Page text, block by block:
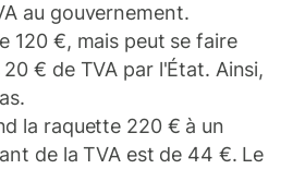
au gouvernement.
120 €, mais peut se faire
€ de TVA par l'État. Ainsi,
la raquette 220 € à un
de la TVA est de 44 €. Le